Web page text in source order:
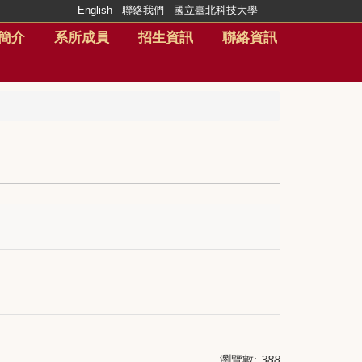
介 系所成員 招生資訊 聯絡資訊
English 聯絡我們 國立臺北科技大學